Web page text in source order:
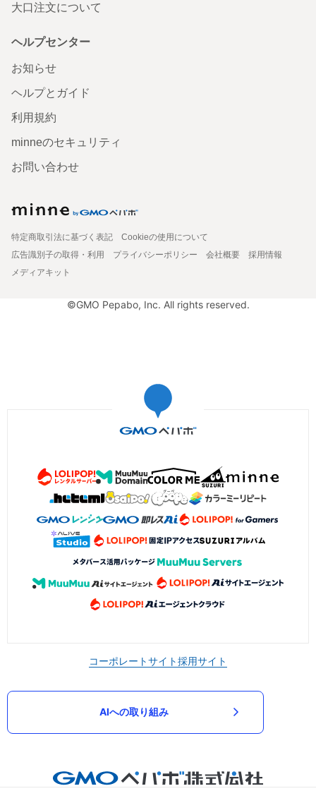
大口注文について
ヘルプセンター
お知らせ
ヘルプとガイド
利用規約
minneのセキュリティ
お問い合わせ
特定商取引法に基づく表記
Cookieの使用について
広告識別子の取得・利用
プライバシーポリシー 会社概要
採用情報
メディアキット
©GMO Pepabo, Inc. All rights reserved.
コーポレートサイト採用サイト
AIへの取り組み